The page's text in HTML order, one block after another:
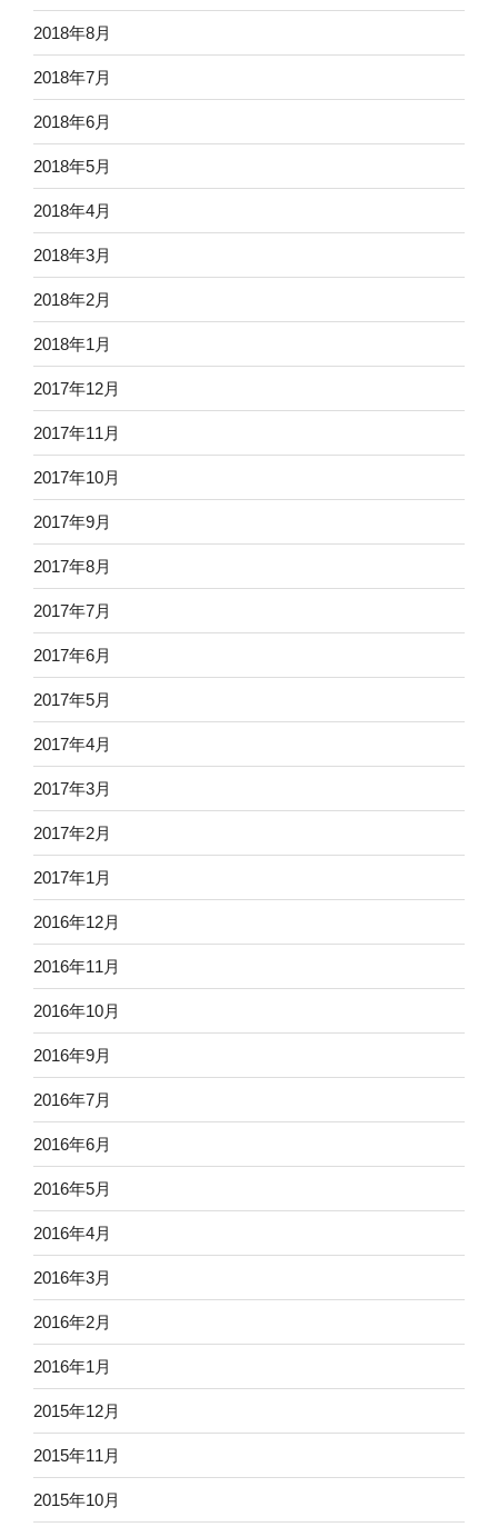
2018年8月
2018年7月
2018年6月
2018年5月
2018年4月
2018年3月
2018年2月
2018年1月
2017年12月
2017年11月
2017年10月
2017年9月
2017年8月
2017年7月
2017年6月
2017年5月
2017年4月
2017年3月
2017年2月
2017年1月
2016年12月
2016年11月
2016年10月
2016年9月
2016年7月
2016年6月
2016年5月
2016年4月
2016年3月
2016年2月
2016年1月
2015年12月
2015年11月
2015年10月